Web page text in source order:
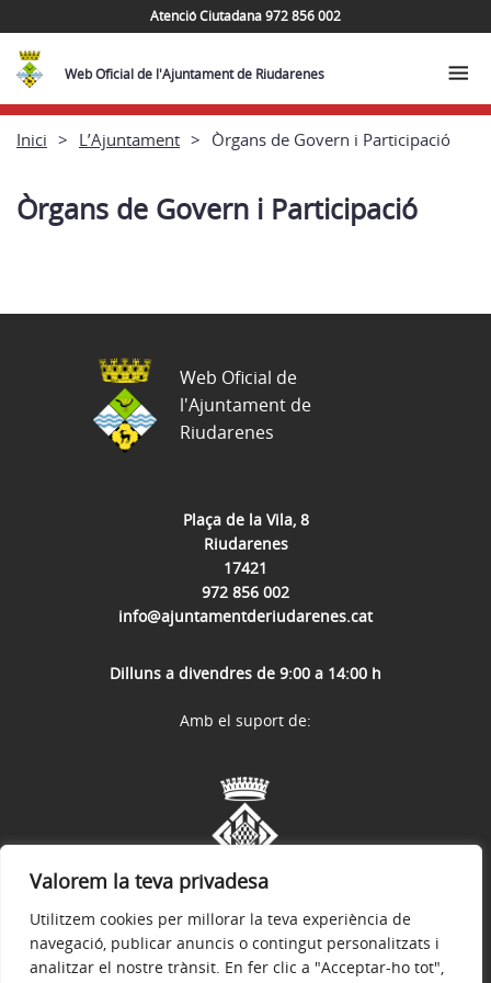
Valorem la teva privadesa
Utilitzem cookies per millorar la teva experiència de
navegació, publicar anuncis o contingut personalitzats i
analitzar el nostre trànsit. En fer clic a "Acceptar-ho tot",
Atenció Ciutadana 972 856 002
Web Oficial de l'Ajuntament de Riudarenes
Inici L’Ajuntament Òrgans de Govern i Participació
Òrgans de Govern i Participació
Plaça de la Vila, 8
Riudarenes
17421
972 856 002
info@ajuntamentderiudarenes.cat
Dilluns a divendres de 9:00 a 14:00 h
Web Oficial de
l'Ajuntament de
Riudarenes
Amb el suport de: